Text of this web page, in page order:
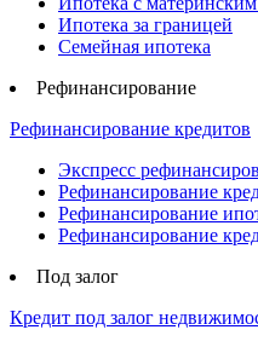
Ипотека за границей
Семейная ипотека
Рефинансирование
Рефинансирование кредитов
Экспресс
Рефинансирование
Рефинансирование
Рефинансирование
Под залог
Кредит под залог